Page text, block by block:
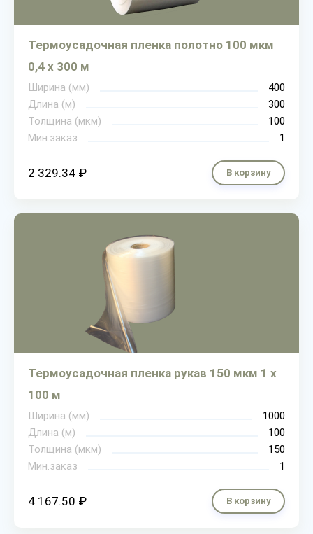
Термоусадочная пленка полотно 100 мкм
0,4 х 300 м
Ширина (мм)
400
Длина (м)
300
Толщина (мкм)
100
Мин.заказ
1
2 329.34 ₽ В корзину
Термоусадочная пленка рукав 150 мкм 1 х
100 м
Ширина (мм)
1000
Длина (м)
100
Толщина (мкм)
150
Мин.заказ
1
4 167.50 ₽ В корзину